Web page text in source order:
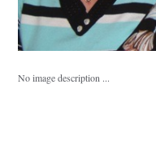
No image description ...